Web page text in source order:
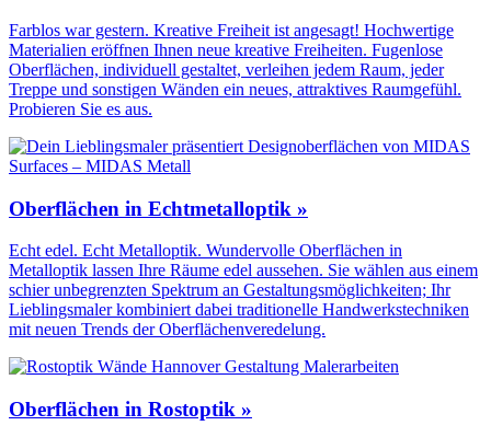
Farblos war gestern. Kreative Freiheit ist angesagt! Hochwertige
Materialien eröffnen Ihnen neue kreative Freiheiten. Fugenlose
Oberflächen, individuell gestaltet, verleihen jedem Raum, jeder
Treppe und sonstigen Wänden ein neues, attraktives Raumgefühl.
Probieren Sie es aus.
Oberflächen in Echtmetalloptik »
Echt edel. Echt Metalloptik. Wundervolle Oberflächen in
Metalloptik lassen Ihre Räume edel aussehen. Sie wählen aus einem
schier unbegrenzten Spektrum an Gestaltungs­möglichkeiten; Ihr
Lieblingsmaler kombiniert dabei traditionelle Handwerks­techniken
mit neuen Trends der Oberflächen­veredelung.
Oberflächen in Rostoptik »